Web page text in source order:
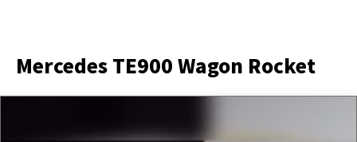
Mercedes TE900 Wagon Rocket